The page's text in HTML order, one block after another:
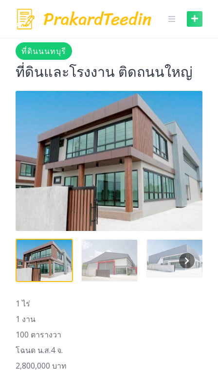
content
ที่ดินนนทบุรี
ที่ดินและโรงงาน ติดถนนใหญ่
1 ไร่
1 งาน
100 ตารางวา
โฉนด น.ส.4 จ.
2,800,000 บาท